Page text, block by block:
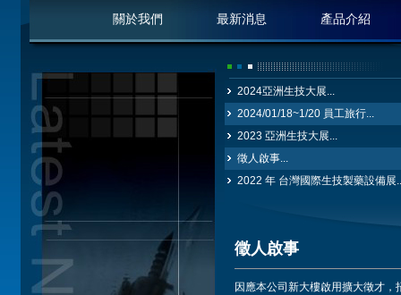
關於我們 最新消息 產品介紹
2024亞洲生技大展...
2024/01/18~1/20 員工旅行...
2023 亞洲生技大展...
徵人啟事...
2022 年 台灣國際生技製藥設備展
徵人啟事
因應本公司新大樓啟用擴大徵才